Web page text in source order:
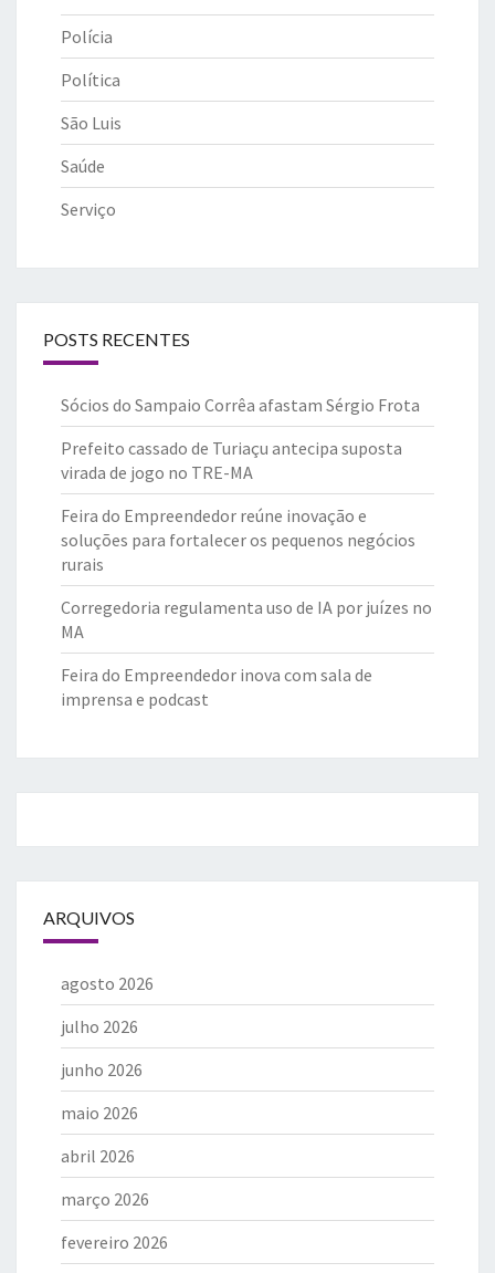
Polícia
Política
São Luis
Saúde
Serviço
POSTS RECENTES
Sócios do Sampaio Corrêa afastam Sérgio Frota
Prefeito cassado de Turiaçu antecipa suposta
virada de jogo no TRE-MA
Feira do Empreendedor reúne inovação e
soluções para fortalecer os pequenos negócios
rurais
Corregedoria regulamenta uso de IA por juízes no
MA
Feira do Empreendedor inova com sala de
imprensa e podcast
ARQUIVOS
agosto 2026
julho 2026
junho 2026
maio 2026
abril 2026
março 2026
fevereiro 2026